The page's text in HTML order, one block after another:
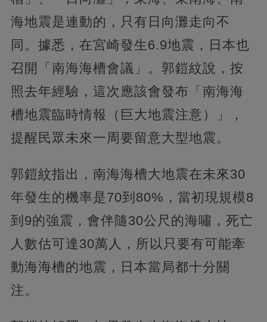
海地震是連動的，只有日向灘走向不
同。據悉，在宮崎發生6.9地震，日本也
召開「南海海槽會議」。郭鎧紋說，按
照去年經驗，這次應該會發布「南海海
槽地震臨時情報（巨大地震注意）」，
提醒民眾未來一周要留意大型地震。
郭鎧紋指出，南海海槽大地震在未來30
年發生的機率是70到80%，當初現規模8
到9的強震，會伴隨30公尺的海嘯，死亡
人數估可達30萬人，所以只要有可能牽
動海海槽的地震，日本當局都十分關
注。